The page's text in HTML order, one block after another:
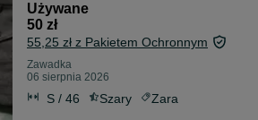
Używane
50 zł
55,25 zł z Pakietem Ochronnym
Zawadka
06 sierpnia 2026
S / 46 Szary Zara